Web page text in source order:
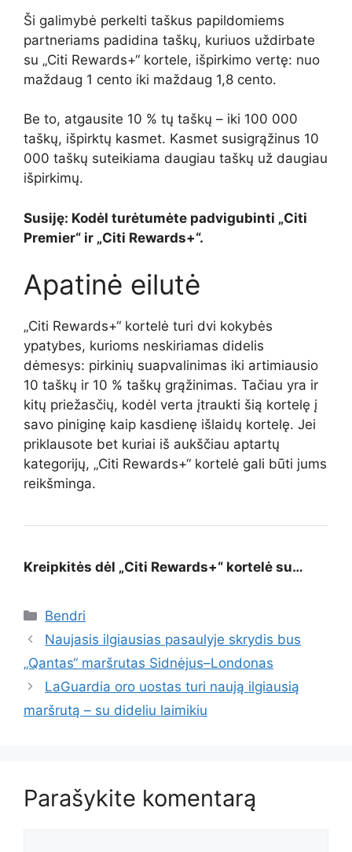
Ši galimybė perkelti taškus papildomiems
partneriams padidina taškų, kuriuos uždirbate
su „Citi Rewards+“ kortele, išpirkimo vertę: nuo
maždaug 1 cento iki maždaug 1,8 cento.
Be to, atgausite 10 % tų taškų – iki 100 000
taškų, išpirktų kasmet. Kasmet susigrąžinus 10
000 taškų suteikiama daugiau taškų už daugiau
išpirkimų.
Susiję: Kodėl turėtumėte padvigubinti „Citi
Premier“ ir „Citi Rewards+“.
Apatinė eilutė
„Citi Rewards+“ kortelė turi dvi kokybės
ypatybes, kurioms neskiriamas didelis
dėmesys: pirkinių suapvalinimas iki artimiausio
10 taškų ir 10 % taškų grąžinimas. Tačiau yra ir
kitų priežasčių, kodėl verta įtraukti šią kortelę į
savo piniginę kaip kasdienę išlaidų kortelę. Jei
priklausote bet kuriai iš aukščiau aptartų
kategorijų, „Citi Rewards+“ kortelė gali būti jums
reikšminga.
Kreipkitės dėl „Citi Rewards+“ kortelė su…
Kategorijos
Bendri
Naujasis ilgiausias pasaulyje skrydis bus
„Qantas“ maršrutas Sidnėjus–Londonas
LaGuardia oro uostas turi naują ilgiausią
maršrutą – su dideliu laimikiu
Parašykite komentarą